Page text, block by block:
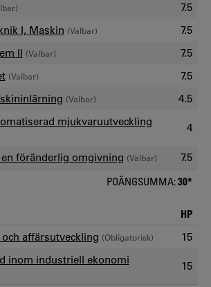
7.5
I, Maskin (Valbar)
7.5
II (Valbar)
7.5
(Valbar)
7.5
(Valbar)
4.5
mjukvaruutveckling
4
föränderlig omgivning (Valbar) 7.5
POÄNGSUMMA:30*
HP
affärsutveckling (Obligatorisk)
15
inom industriell ekonomi
15